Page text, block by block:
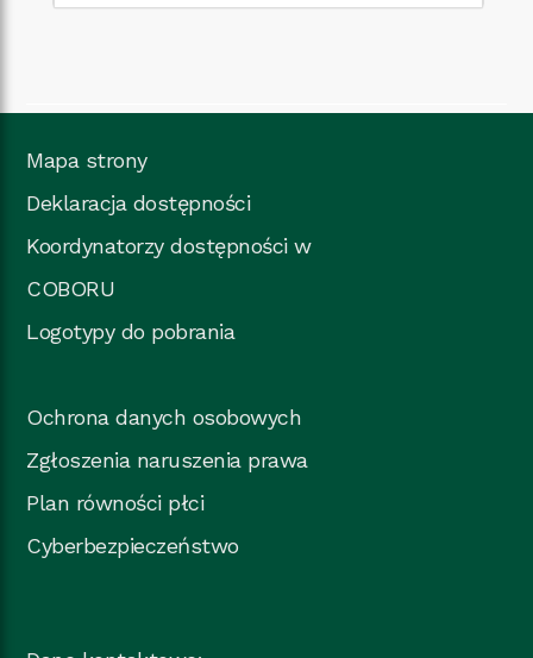
Mapa strony
Deklaracja dostępności
Koordynatorzy dostępności w
COBORU
Logotypy do pobrania
Ochrona danych osobowych
Zgłoszenia naruszenia prawa
Plan równości płci
Cyberbezpieczeństwo